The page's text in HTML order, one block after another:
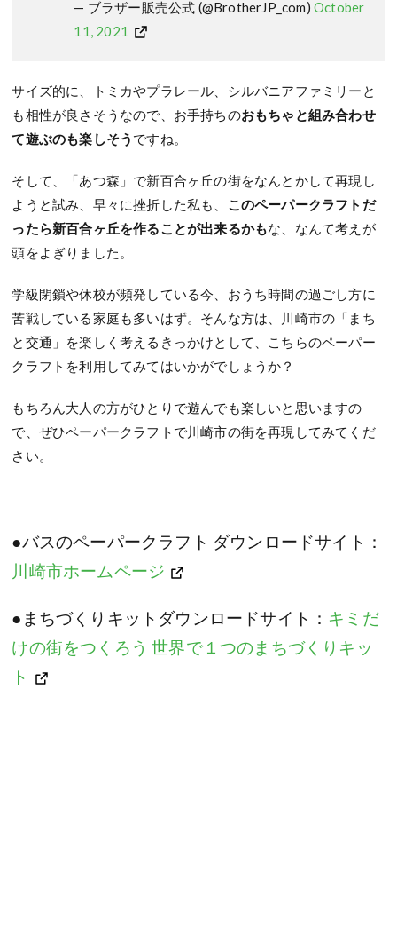
— ブラザー販売公式 (@BrotherJP_com)October
11, 2021
サイズ的に、トミカやプラレール、シルバニアファミリーと
も相性が良さそうなので、お手持ちのおもちゃと組み合わせ
て遊ぶのも楽しそう ですね。
そして、「あつ森」で新百合ヶ丘の街をなんとかして再現し
ようと試み、早々に挫折した私も、 このペーパークラフトだ
ったら新百合ヶ丘を作ることが出来るかもな、なんて考えが
頭をよぎりました。
学級閉鎖や休校が頻発している今、おうち時間の過ごし方に
苦戦している家庭も多いはず。そんな方は、川崎市の「まち
と交通」を楽しく考えるきっかけとして、こちらのペーパー
クラフトを利用してみてはいかがでしょうか？
もちろん大人の方がひとりで遊んでも楽しいと思いますの
で、ぜひペーパークラフトで川崎市の街を再現してみてくだ
さい。
●バスのペーパークラフト ダウンロードサイト：
川崎市ホームページ
●まちづくりキットダウンロードサイト： キミだ
けの街をつくろう 世界で１つのまちづくりキッ
ト